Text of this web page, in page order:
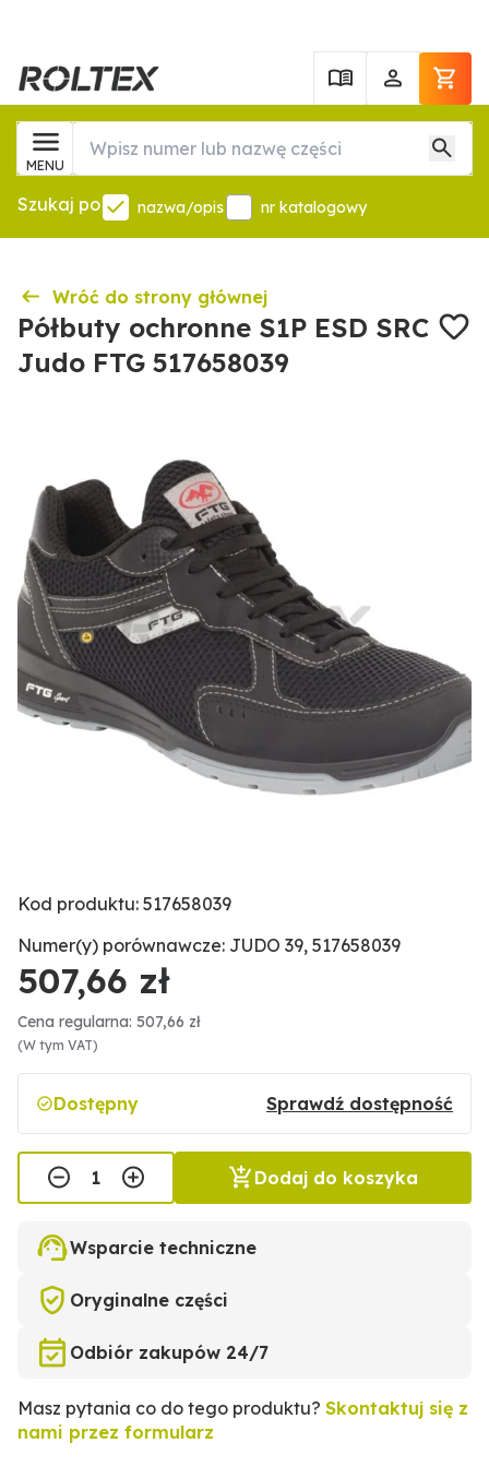
MENU
Szukaj po nazwa/opis nr katalogowy
Wróć do strony głównej
Półbuty ochronne S1P ESD SRC
Judo FTG 517658039
Kod produktu: 517658039
Numer(y) porównawcze: JUDO 39, 517658039
507,66 zł
Cena regularna: 507,66 zł
(W tym VAT)
Dostępny Sprawdź dostępność
Dodaj do koszyka
Wsparcie techniczne
Oryginalne części
Odbiór zakupów 24/7
Masz pytania co do tego produktu? Skontaktuj się z
nami przez formularz